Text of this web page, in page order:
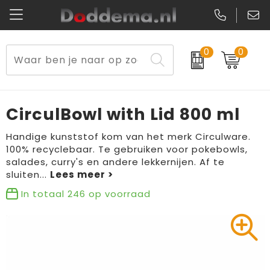
0 0
Paraplu's
Aanstekers
Elektronica, Gadgets en USB
Veiligheidsvesten en Veiligheidshesjes
Veiligheidssignalering en Verlichting
Gereedschap
Sweaters
T-Shirts
Peuters en Baby's
Lunchtassen
Schoenentassen
Golftassen
CirculBowl with Lid 800 ml
Handige kunststof kom van het merk Circulware.
100% recyclebaar. Te gebruiken voor pokebowls,
salades, curry's en andere lekkernijen. Af te
sluiten...
In totaal 246 op voorraad